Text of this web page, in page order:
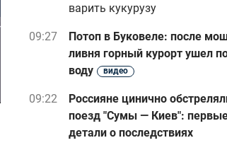
варить кукурузу
09:27
Потоп в Буковеле: после
ливня горный курорт ушел
воду
видео
09:22
Россияне цинично
поезд "Сумы — Киев":
детали о последствиях